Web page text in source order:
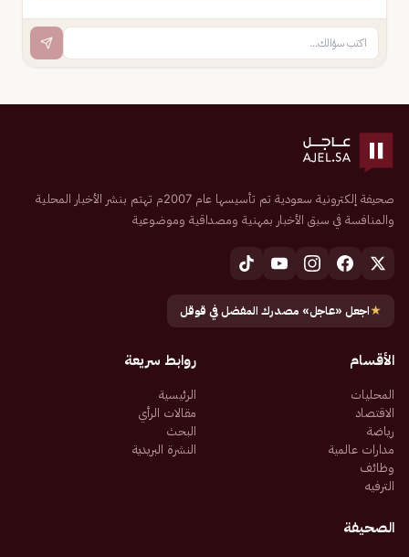
صحيفة إلكترونية سعودية تم تأسيسها عام 2007م تهتم بنشر الأخبار المحلية
والمنافسة في سبق الأخبار بمهنية ومصداقية وموضوعية
★اجعل «عاجل» مصدرك المفضل في قوقل
الأقسام
المحليات
الاقتصاد
رياضة
مدارات عالمية
وظائف
الترفيه
روابط سريعة
الرئيسية
مقالات الرأي
البحث
النشرة البريدية
الصحيفة